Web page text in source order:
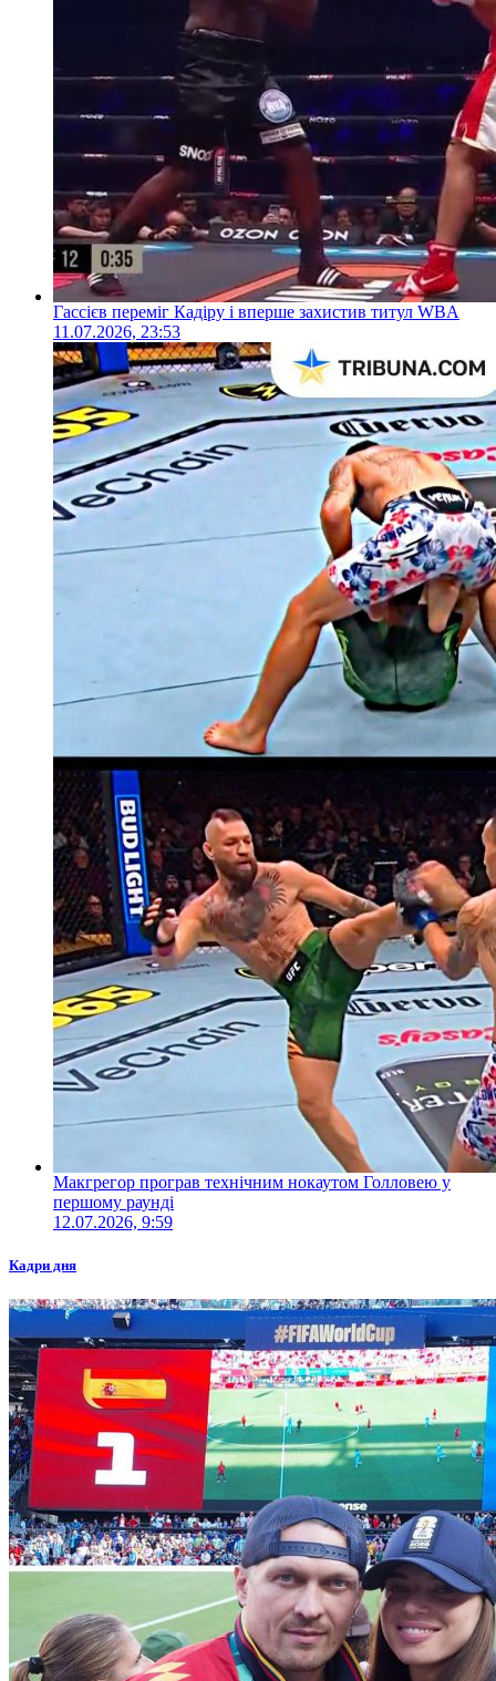
Гассієв переміг Кадіру і вперше захистив титул WBA
11.07.2026, 23:53
Макгрегор програв технічним нокаутом Голловею у
першому раунді
12.07.2026, 9:59
Кадри дня